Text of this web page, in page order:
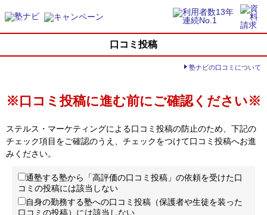
口コミ投稿
塾ナビの口コミについて
※口コミ投稿に進む前にご確認ください※
ステルス・マーケティングによる口コミ投稿の防止のため、下記の
チェック項目をご確認のうえ、チェックをつけて口コミ投稿へお進
みください。
通塾する塾から「高評価の口コミ投稿」の依頼を受けた口
コミの投稿には該当しない
自身の勤務する塾への口コミ投稿（保護者や生徒を装った
口コミの投稿）には該当しない